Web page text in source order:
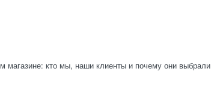
магазине: кто мы, наши клиенты и почему они